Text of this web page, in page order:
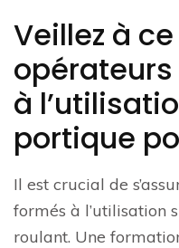
Veillez à
à
portique
Il est crucial de
formés à l’utilisation
roulant. Une